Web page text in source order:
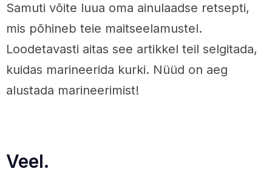
Samuti võite luua oma ainulaadse retsepti,
mis põhineb teie maitseelamustel.
Loodetavasti aitas see artikkel teil selgitada,
kuidas marineerida kurki. Nüüd on aeg
alustada marineerimist!
Veel.